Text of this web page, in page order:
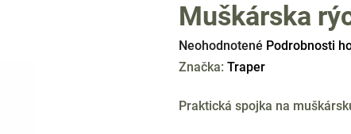
Muškárska
Priemerné
hodnotenie
je
Neohodnotené Podrobnosti
Značka: Traper
Praktická spojka na